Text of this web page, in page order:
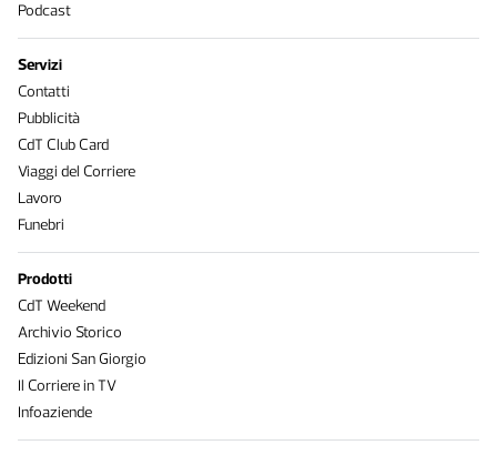
Podcast
Servizi
Contatti
Pubblicità
CdT Club Card
Viaggi del Corriere
Lavoro
Funebri
Prodotti
CdT Weekend
Archivio Storico
Edizioni San Giorgio
Il Corriere in TV
Infoaziende